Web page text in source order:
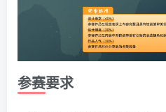
参赛要求